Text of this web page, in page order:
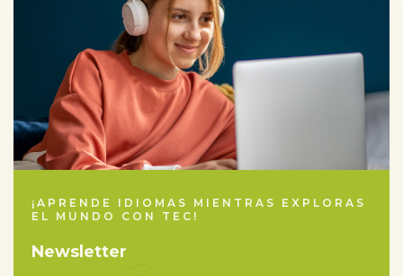
¡APRENDE IDIOMAS MIENTRAS EXPLORAS
EL MUNDO CON TEC!
Newsletter